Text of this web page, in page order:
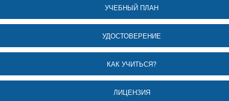
УЧЕБНЫЙ ПЛАН
УДОСТОВЕРЕНИЕ
КАК УЧИТЬСЯ?
ЛИЦЕНЗИЯ